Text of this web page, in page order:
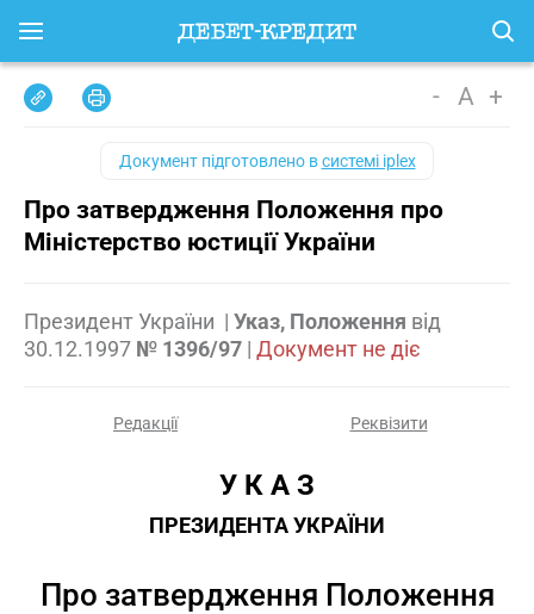
- A +
Документ підготовлено всистемі iplex
Про затвердження Положення про
Міністерство юстиції України
Президент України | Указ, Положення від
30.12.1997 № 1396/97 | Документ не діє
Редакції Реквізити
У К А З
ПРЕЗИДЕНТА УКРАЇНИ
Про затвердження Положення